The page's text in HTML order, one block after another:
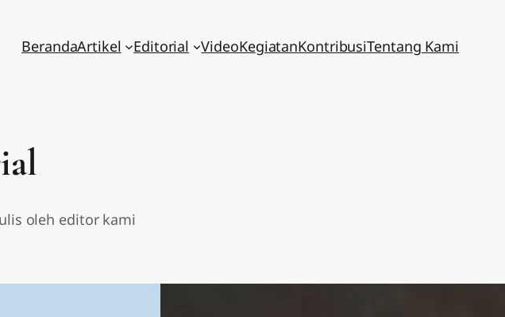
BerandaArtikel Editorial VideoKegiatanKontribusiTentang Kami
oleh editor kami